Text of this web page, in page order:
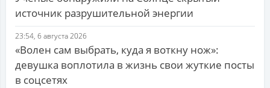
источник разрушительной энергии
23:54, 6 августа 2026
«Волен сам выбрать, куда я воткну нож»:
девушка воплотила в жизнь свои жуткие посты
в соцсетях